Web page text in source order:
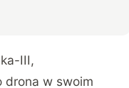
III,
drona w swoim